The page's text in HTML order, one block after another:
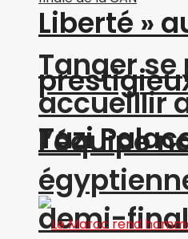
Tanger
accueillir
l’équipe
demi-
Liberté »
Tazi